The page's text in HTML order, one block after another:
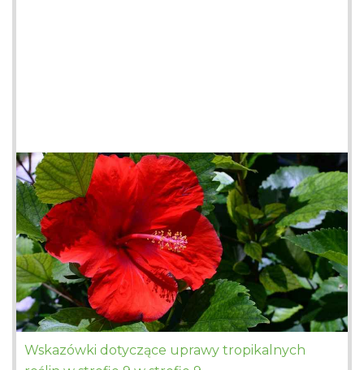
Wskazówki dotyczące uprawy tropikalnych